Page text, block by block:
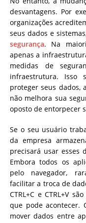
desvantagens. Por
organizações
seus dados e
segurança. Na
apenas a
medidas de
infraestrutura. Isso
proteger seus dados,
não melhora sua
oposto de entorpecer
Se o seu usuário
da empresa
precisará usar esses
Embora todos os
pelo navegador,
facilitar a troca de
CTRL+C e CTRL+V
que pode acontecer.
mover dados entre